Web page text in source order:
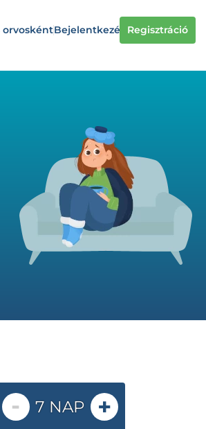
orvoskéntBejelentkezés Regisztráció
- 7 NAP +